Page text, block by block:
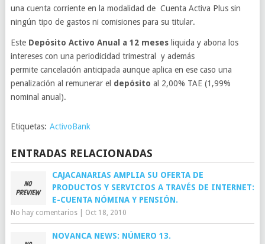
una cuenta corriente en la modalidad de Cuenta Activa Plus sin
ningún tipo de gastos ni comisiones para su titular.
Este Depósito Activo Anual a 12 mesesliquida y abona los
intereses con una periodicidad trimestral y además
permite cancelación anticipada aunque aplica en ese caso una
penalización al remunerar el depósito al 2,00% TAE (1,99%
nominal anual).
Etiquetas: ActivoBank
ENTRADAS RELACIONADAS
CAJACANARIAS AMPLIA SU OFERTA DE
PRODUCTOS Y SERVICIOS A TRAVÉS DE INTERNET:
E-CUENTA NÓMINA Y PENSIÓN.
No hay comentarios| Oct 18, 2010
NOVANCA NEWS: NÚMERO 13.